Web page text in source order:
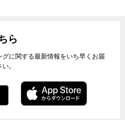
ら
に関する最新情報をいち早くお届
。